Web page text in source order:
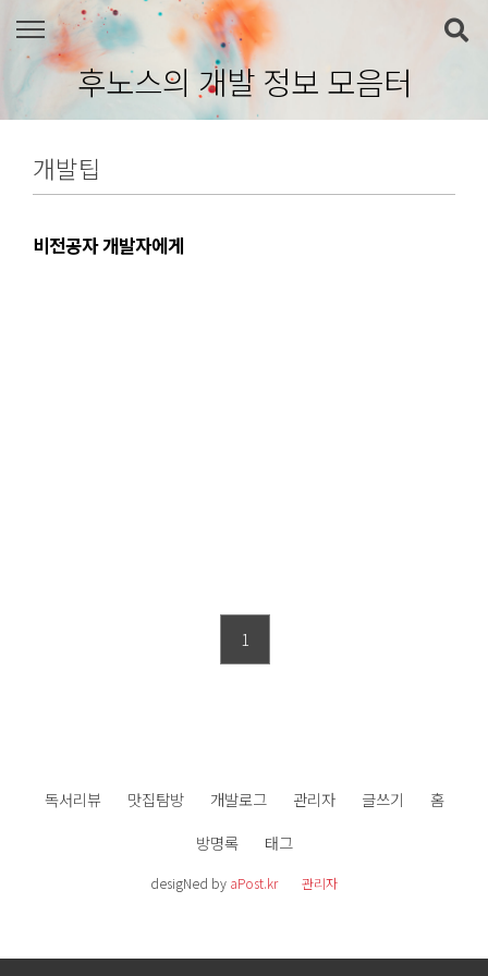
본문 바로가기
후노스의 개발 정보 모음터
개발팁
비전공자 개발자에게
1
독서리뷰 맛집탐방 개발로그 관리자 글쓰기
홈
방명록
태그
desigNed by aPost.kr 관리자